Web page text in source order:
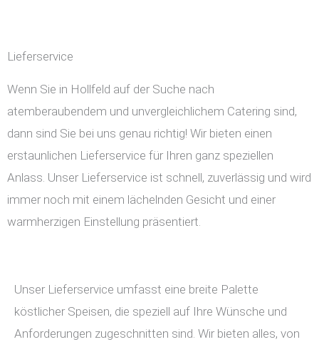
Lieferservice
Wenn Sie in Hollfeld auf der Suche nach
atemberaubendem und unvergleichlichem Catering sind,
dann sind Sie bei uns genau richtig! Wir bieten einen
erstaunlichen Lieferservice für Ihren ganz speziellen
Anlass. Unser Lieferservice ist schnell, zuverlässig und wird
immer noch mit einem lächelnden Gesicht und einer
warmherzigen Einstellung präsentiert.
Unser Lieferservice umfasst eine breite Palette
köstlicher Speisen, die speziell auf Ihre Wünsche und
Anforderungen zugeschnitten sind. Wir bieten alles, von